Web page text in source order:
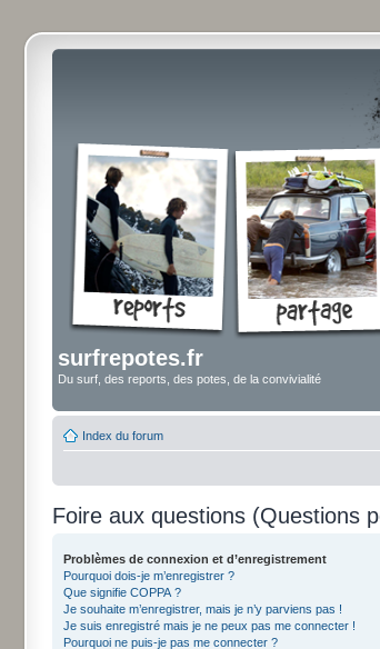
surfrepotes.fr
Du surf, des reports, des potes, de la convivialité
Index du forum
Foire aux questions (Questions
Problèmes de connexion et d’enregistrement
Pourquoi dois-je m’enregistrer ?
Que signifie COPPA ?
Je souhaite m’enregistrer, mais je n’y parviens pas !
Je suis enregistré mais je ne peux pas me connecter !
Pourquoi ne puis-je pas me connecter ?